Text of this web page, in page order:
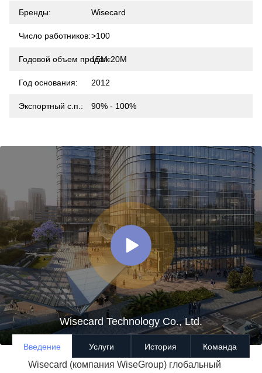
Бренды: Wisecard
Число работников:>100
Годовой объем продаж:
15M-20M
Год основания: 2012
Экспортный с.п.: 90% - 100%
Wisecard Technology Co., Ltd.
Введение Услуги История Команда
Wisecard (компания WiseGroup) глобальный